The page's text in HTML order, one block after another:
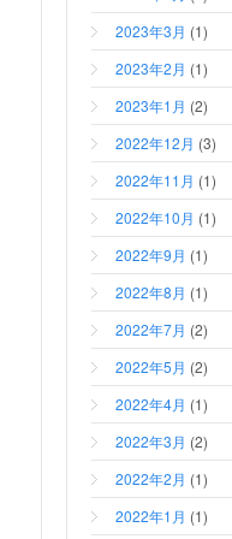
2023年3月 (1)
2023年2月 (1)
2023年1月 (2)
2022年12月 (3)
2022年11月 (1)
2022年10月 (1)
2022年9月 (1)
2022年8月 (1)
2022年7月 (2)
2022年5月 (2)
2022年4月 (1)
2022年3月 (2)
2022年2月 (1)
2022年1月 (1)